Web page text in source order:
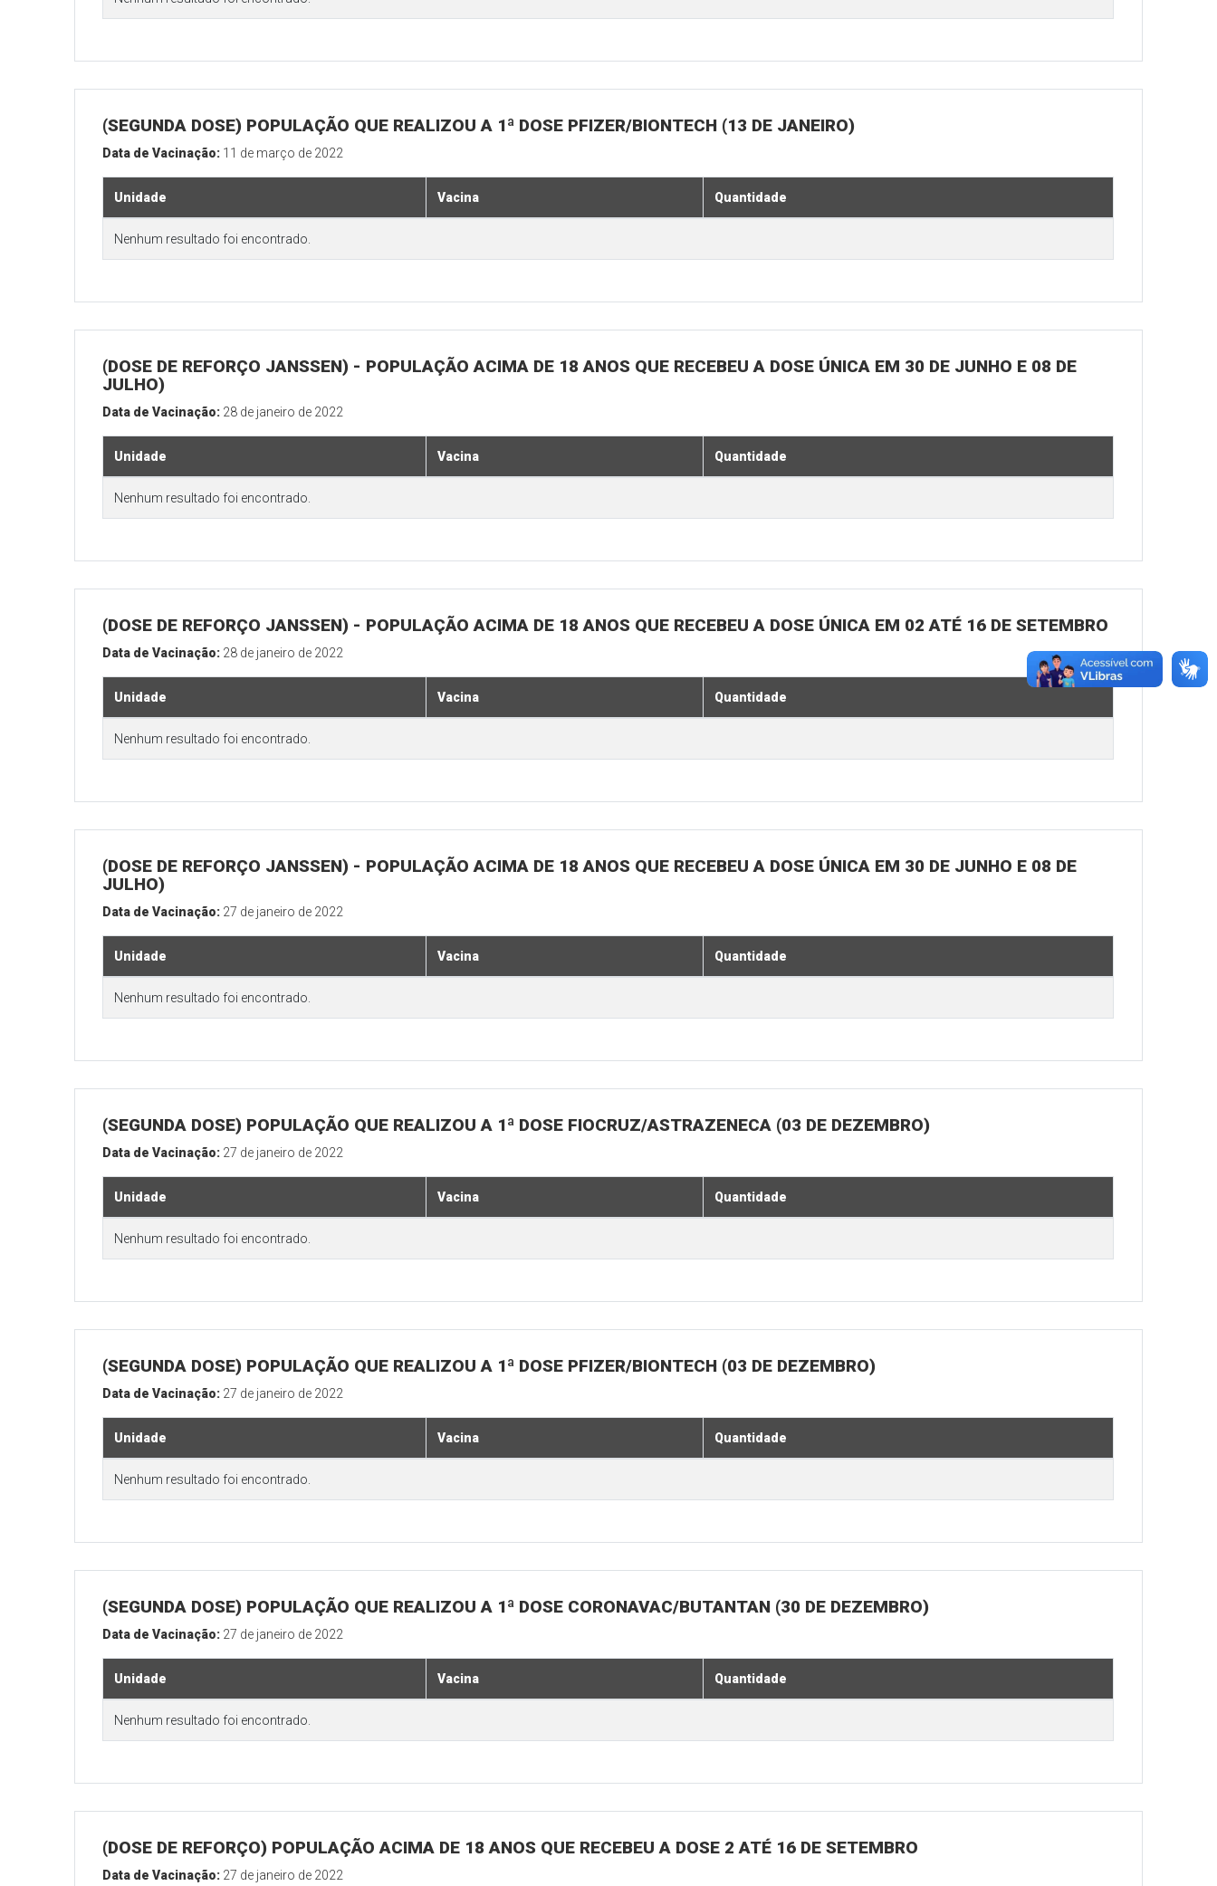
(SEGUNDA DOSE) POPULAÇÃO QUE REALIZOU A 1ª DOSE PFIZER/BIONTECH (13 DE JANEIRO)
Data de Vacinação: 11 de março de 2022
Unidade Vacina Quantidade
Nenhum resultado foi encontrado.
(DOSE DE REFORÇO JANSSEN) - POPULAÇÃO ACIMA DE 18 ANOS QUE RECEBEU A DOSE ÚNICA EM 30 DE JUNHO E 08 DE
JULHO)
Data de Vacinação: 28 de janeiro de 2022
Unidade Vacina Quantidade
Nenhum resultado foi encontrado.
(DOSE DE REFORÇO JANSSEN) - POPULAÇÃO ACIMA DE 18 ANOS QUE RECEBEU A DOSE ÚNICA EM 02 ATÉ 16 DE SETEMBRO
Data de Vacinação: 28 de janeiro de 2022
Unidade Vacina Quantidade
Nenhum resultado foi encontrado.
(DOSE DE REFORÇO JANSSEN) - POPULAÇÃO ACIMA DE 18 ANOS QUE RECEBEU A DOSE ÚNICA EM 30 DE JUNHO E 08 DE
JULHO)
Data de Vacinação: 27 de janeiro de 2022
Unidade Vacina Quantidade
Nenhum resultado foi encontrado.
(SEGUNDA DOSE) POPULAÇÃO QUE REALIZOU A 1ª DOSE FIOCRUZ/ASTRAZENECA (03 DE DEZEMBRO)
Data de Vacinação: 27 de janeiro de 2022
Unidade Vacina Quantidade
Nenhum resultado foi encontrado.
(SEGUNDA DOSE) POPULAÇÃO QUE REALIZOU A 1ª DOSE PFIZER/BIONTECH (03 DE DEZEMBRO)
Data de Vacinação: 27 de janeiro de 2022
Unidade Vacina Quantidade
Nenhum resultado foi encontrado.
(SEGUNDA DOSE) POPULAÇÃO QUE REALIZOU A 1ª DOSE CORONAVAC/BUTANTAN (30 DE DEZEMBRO)
Data de Vacinação: 27 de janeiro de 2022
Unidade Vacina Quantidade
Nenhum resultado foi encontrado.
(DOSE DE REFORÇO) POPULAÇÃO ACIMA DE 18 ANOS QUE RECEBEU A DOSE 2 ATÉ 16 DE SETEMBRO
Data de Vacinação: 27 de janeiro de 2022